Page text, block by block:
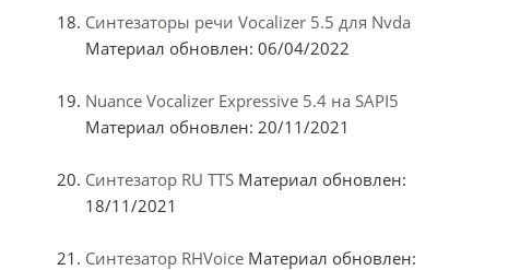
Синтезаторы речи Vocalizer 5.5 для Nvda
Материал обновлен: 06/04/2022
Nuance Vocalizer Expressive 5.4 на SAPI5
Материал обновлен: 20/11/2021
Синтезатор RU TTS Материал обновлен:
18/11/2021
Синтезатор RHVoice Материал обновлен: